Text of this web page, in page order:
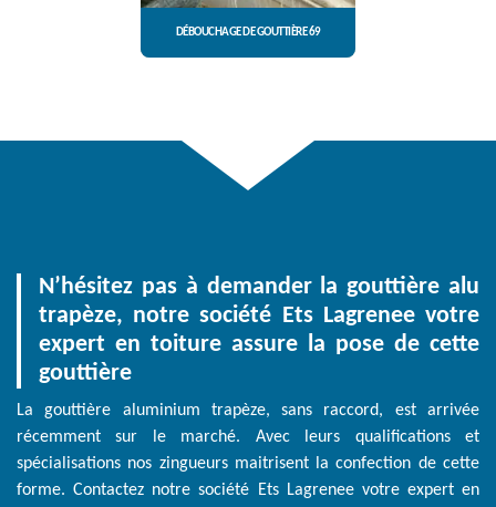
DÉBOUCHAGE DE GOUTTIÈRE 69
N’hésitez pas à demander la gouttière alu
trapèze, notre société Ets Lagrenee votre
expert en toiture assure la pose de cette
gouttière
La gouttière aluminium trapèze, sans raccord, est arrivée
récemment sur le marché. Avec leurs qualifications et
spécialisations nos zingueurs maitrisent la confection de cette
forme. Contactez notre société Ets Lagrenee votre expert en